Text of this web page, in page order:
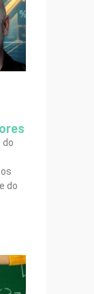
do
do